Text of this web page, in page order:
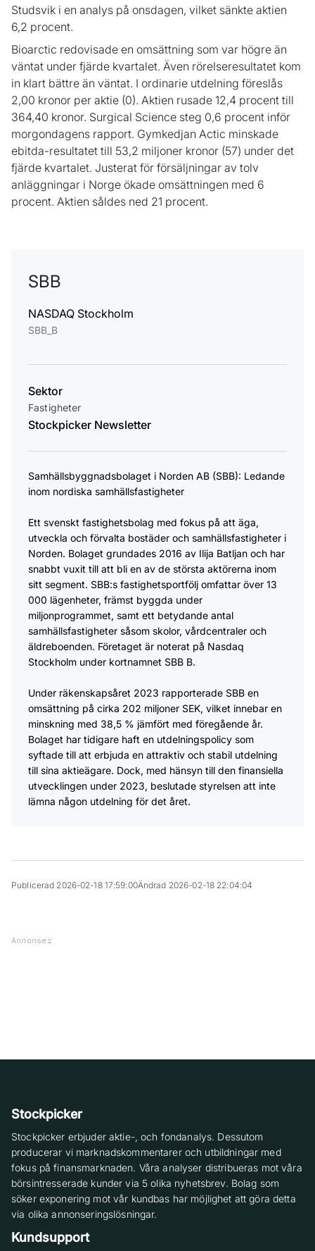
Studsvik i en analys på onsdagen, vilket sänkte aktien
6,2 procent.
Bioarctic redovisade en omsättning som var högre än
väntat under fjärde kvartalet. Även rörelseresultatet kom
in klart bättre än väntat. I ordinarie utdelning föreslås
2,00 kronor per aktie (0). Aktien rusade 12,4 procent till
364,40 kronor. Surgical Science steg 0,6 procent inför
morgondagens rapport. Gymkedjan Actic minskade
ebitda-resultatet till 53,2 miljoner kronor (57) under det
fjärde kvartalet. Justerat för försäljningar av tolv
anläggningar i Norge ökade omsättningen med 6
procent. Aktien såldes ned 21 procent.
SBB
NASDAQ Stockholm
SBB_B
Sektor
Fastigheter
Stockpicker Newsletter
Samhällsbyggnadsbolaget i Norden AB (SBB): Ledande
inom nordiska samhällsfastigheter
Ett svenskt fastighetsbolag med fokus på att äga,
utveckla och förvalta bostäder och samhällsfastigheter i
Norden. Bolaget grundades 2016 av Ilija Batljan och har
snabbt vuxit till att bli en av de största aktörerna inom
sitt segment. SBB:s fastighetsportfölj omfattar över 13
000 lägenheter, främst byggda under
miljonprogrammet, samt ett betydande antal
samhällsfastigheter såsom skolor, vårdcentraler och
äldreboenden. Företaget är noterat på Nasdaq
Stockholm under kortnamnet SBB B.
Under räkenskapsåret 2023 rapporterade SBB en
omsättning på cirka 202 miljoner SEK, vilket innebar en
minskning med 38,5 % jämfört med föregående år.
Bolaget har tidigare haft en utdelningspolicy som
syftade till att erbjuda en attraktiv och stabil utdelning
till sina aktieägare. Dock, med hänsyn till den finansiella
utvecklingen under 2023, beslutade styrelsen att inte
lämna någon utdelning för det året.
Publicerad 2026-02-18 17:59:00Ändrad 2026-02-18 22:04:04
Annonser
Stockpicker
Stockpicker erbjuder aktie-, och fondanalys. Dessutom
producerar vi marknadskommentarer och utbildningar med
fokus på finansmarknaden. Våra analyser distribueras mot våra
börsintresserade kunder via 5 olika nyhetsbrev. Bolag som
söker exponering mot vår kundbas har möjlighet att göra detta
via olika annonseringslösningar.
Kundsupport